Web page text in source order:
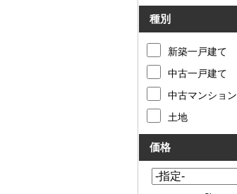
お知らせ
お問い合わせ
来店予約
会員登録
種別
新築一戸建て
中古一戸建て
中古マンション
土地
価格